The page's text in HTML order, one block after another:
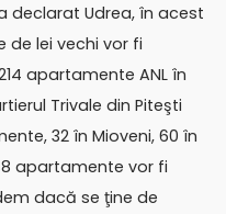
declarat Udrea, în acest
de lei vechi vor fi
apartamente ANL în
Trivale din Piteşti
32 în Mioveni, 60 în
apartamente vor fi
dacă se ţine de